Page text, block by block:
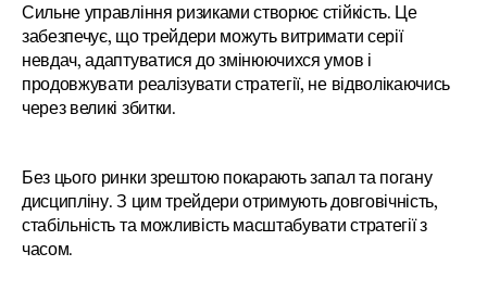
Сильне управління ризиками створює стійкість. Це
забезпечує, що трейдери можуть витримати серії
невдач, адаптуватися до змінюючихся умов і
продовжувати реалізувати стратегії, не відволікаючись
через великі збитки.
Без цього ринки зрештою покарають запал та погану
дисципліну. З цим трейдери отримують довговічність,
стабільність та можливість масштабувати стратегії з
часом.